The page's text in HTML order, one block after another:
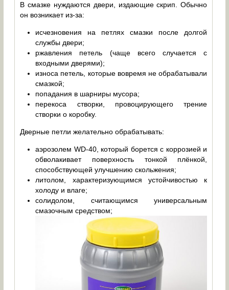
В смазке нуждаются двери, издающие скрип. Обычно
он возникает из-за:
исчезновения на петлях смазки после долгой
службы двери;
ржавления петель (чаще всего случается с
входными дверями);
износа петель, которые вовремя не обрабатывали
смазкой;
попадания в шарниры мусора;
перекоса створки, провоцирующего трение
створки о коробку.
Дверные петли желательно обрабатывать:
аэрозолем WD-40, который борется с коррозией и
обволакивает поверхность тонкой плёнкой,
способствующей улучшению скольжения;
литолом, характеризующимся устойчивостью к
холоду и влаге;
солидолом, считающимся универсальным
смазочным средством;